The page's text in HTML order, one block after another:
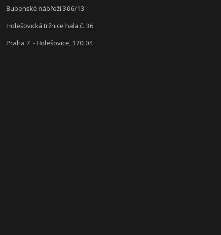
Bubenské nábřeží 306/13
Holešovická tržnice hala č. 36
Praha 7 - Holešovice, 170 04